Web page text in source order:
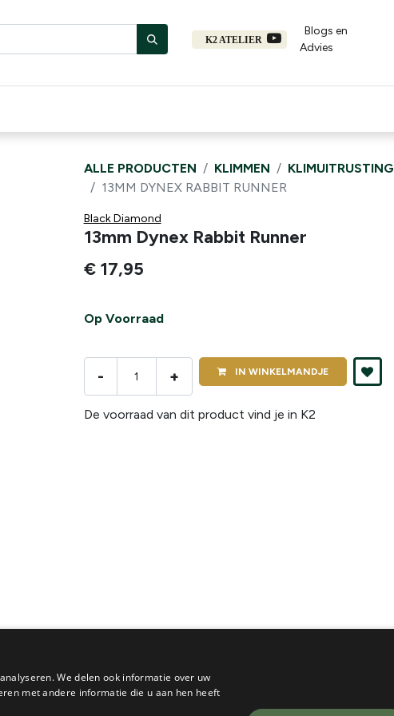
K2 ATELIER
Blogs en
Advies​
ALLE PRODUCTEN KLIMMEN KLIMUITRUSTING
13MM DYNEX RABBIT RUNNER
Black Diamond
13mm Dynex Rabbit Runner
€ 17,95
Op Voorraad
- + IN WINKELMANDJE
De voorraad van dit product vind je in K2
We delen ook informatie over uw
met andere informatie die u aan hen heeft